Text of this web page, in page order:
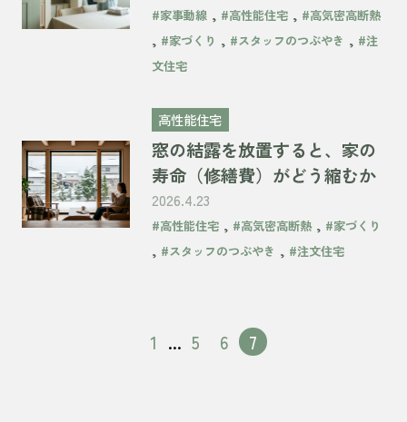
#家事動線 , #高性能住宅 , #高気密高断熱
, #家づくり , #スタッフのつぶやき , #注
文住宅
高性能住宅
窓の結露を放置すると、家の
寿命（修繕費）がどう縮むか
2026.4.23
#高性能住宅 , #高気密高断熱, #家づくり
, #スタッフのつぶやき , #注文住宅
1 ... 5 6 7